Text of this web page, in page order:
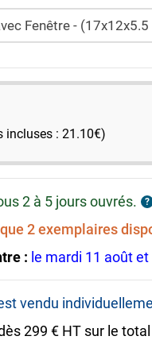
Fenêtre - (17x12x5.5
incluses : 21.10€)
2 à 5 jours ouvrés. ?
2 exemplaires
: le mardi 11 août
vendu
299 € HT sur le